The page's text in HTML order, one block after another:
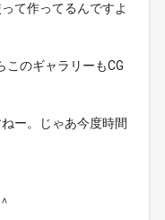
て作ってるんですよ
このギャラリーもCG
ー。じゃあ今度時間